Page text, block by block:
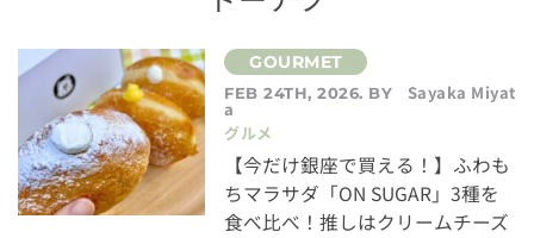
FEB 24TH, 2026. BY Sayaka Miyat
a
グルメ
【今だけ銀座で買える！】ふわも
ちマラサダ「ON SUGAR」3種を
食べ比べ！推しはクリームチーズ